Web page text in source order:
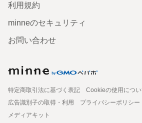
利用規約
minneのセキュリティ
お問い合わせ
特定商取引法に基づく表記
Cookieの使用につ
広告識別子の取得・利用
プライバシーポリシー
メディアキット